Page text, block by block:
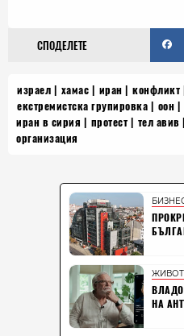
СПОДЕЛЕТЕ
израел хамас иран конфликт
екстремистска групировка
оон
иран в сирия
протест тел авив
организация